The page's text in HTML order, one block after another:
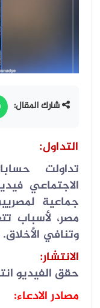
شارك المقال:
التداول:
تداولت
الاجتماعي
جماعية
مصر، لأسباب
وتنافي
الانتشار:
حقق الفيديو
مصادر الادعاء: